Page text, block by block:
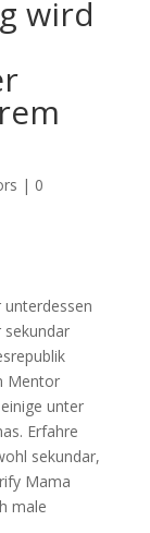
wird
| 0
unterdessen
sekundar
Mentor
unter
Erfahre
sekundar,
Mama
male